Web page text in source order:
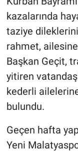
kazalarında
taziye
rahmet, ailesine
Başkan Geçit,
yitiren
kederli
bulundu.
Geçen hafta
Yeni